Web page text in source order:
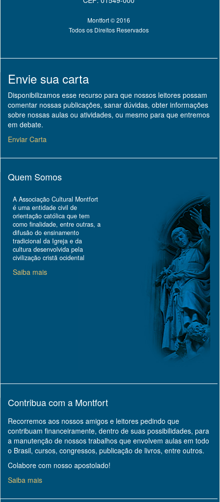
Montfort © 2016
Todos os Direitos Reservados
Envie sua carta
Disponibilizamos esse recurso para que nossos leitores possam
comentar nossas publicações, sanar dúvidas, obter informações
sobre nossas aulas ou atividades, ou mesmo para que entremos
em debate.
Enviar Carta
Quem Somos
A Associação Cultural Montfort
é uma entidade civil de
orientação católica que tem
como finalidade, entre outras, a
difusão do ensinamento
tradicional da Igreja e da
cultura desenvolvida pela
civilização cristã ocidental
Saiba mais
Contribua com a Montfort
Recorremos aos nossos amigos e leitores pedindo que
contribuam financeiramente, dentro de suas possibilidades, para
a manutenção de nossos trabalhos que envolvem aulas em todo
o Brasil, cursos, congressos, publicação de livros, entre outros.
Colabore com nosso apostolado!
Saiba mais